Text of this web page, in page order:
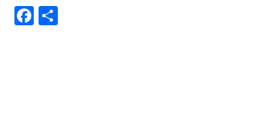
Facebook